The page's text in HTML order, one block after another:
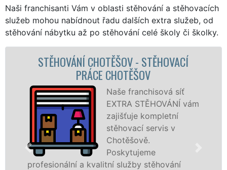
Naši franchisanti Vám v oblasti stěhování a stěhovacích
služeb mohou nabídnout řadu dalších extra služeb, od
stěhování nábytku až po stěhování celé školy či školky.
STĚHOVACÍ SLUŽBA CHOTĚŠOV -
STĚHOVACÍ FIRMA CHOTĚŠOV
Poskytujeme
stěhovací služby
Chotěšově na
špičkové úrovni
služby zajišťujeme domácnostem i firmám